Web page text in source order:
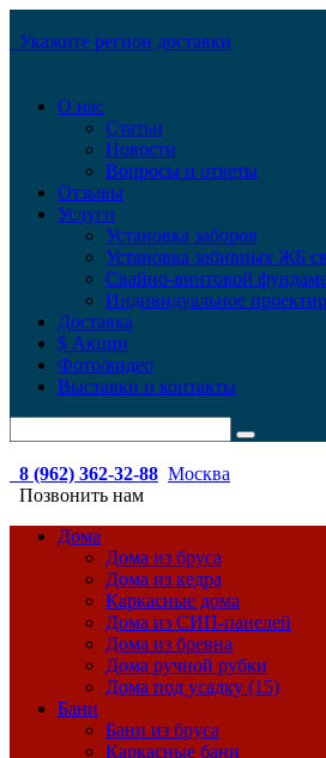
Укажите регион доставки
О нас
Статьи
Новости
Вопросы и ответы
Отзывы
Услуги
Установка заборов
Установка забивных ЖБ
Свайно-винтовой
Индивидуальное
Доставка
$ Акции
Фото/видео
Выставки и контакты
8 (962) 362-32-88 Москва
Позвонить нам
Дома
Дома из бруса
Дома из кедра
Каркасные дома
Дома из СИП-панелей
Дома из бревна
Дома ручной рубки
Дома под усадку (15)
Бани
Бани из бруса
Каркасные бани